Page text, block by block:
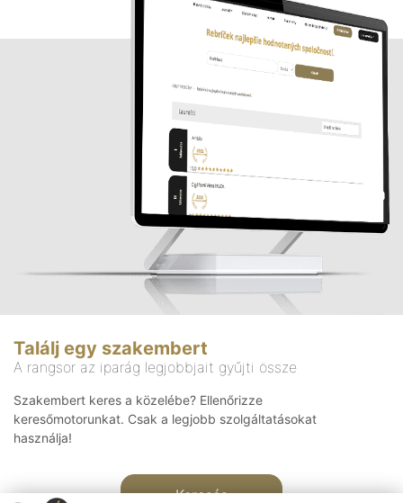
Találj egy szakembert
A rangsor az iparág legjobbjait gyűjti össze
Szakembert keres a közelébe? Ellenőrizze
keresőmotorunkat. Csak a legjobb szolgáltatásokat
használja!
Keresés